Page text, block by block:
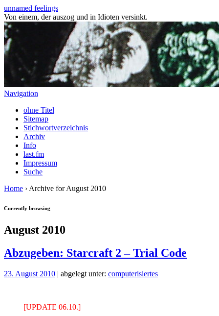
unnamed feelings
Von einem, der auszog und in Idioten versinkt.
Navigation
ohne Titel
Sitemap
Stichwortverzeichnis
Archiv
Info
last.fm
Impressum
Suche
Home › Archive for August 2010
Currently browsing
August 2010
Abzugeben: Starcraft 2 – Trial Code
23. August 2010 | abgelegt unter: computerisiertes
[UPDATE 06.10.]